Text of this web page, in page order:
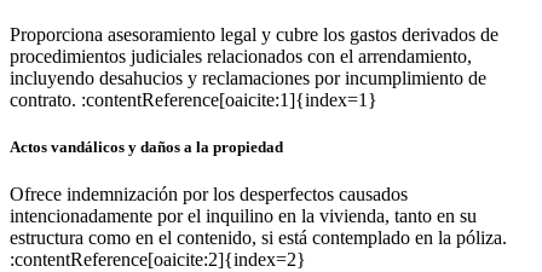
Proporciona asesoramiento legal y cubre los gastos derivados de
procedimientos judiciales relacionados con el arrendamiento,
incluyendo desahucios y reclamaciones por incumplimiento de
contrato. :contentReference[oaicite:1]{index=1}
Actos vandálicos y daños a la propiedad
Ofrece indemnización por los desperfectos causados
intencionadamente por el inquilino en la vivienda, tanto en su
estructura como en el contenido, si está contemplado en la póliza.
:contentReference[oaicite:2]{index=2}